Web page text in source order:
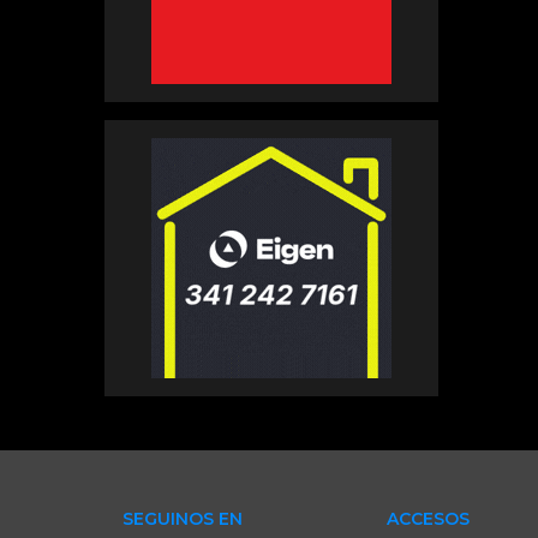
SEGUINOS EN ACCESOS